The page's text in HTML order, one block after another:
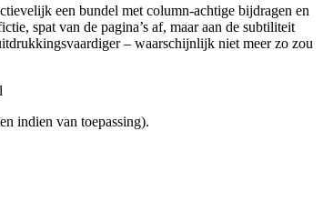
een bundel met column-achtige bijdragen en
spat van de pagina’s af, maar aan de subtiliteit
– waarschijnlijk niet meer zo zou
indien van toepassing).